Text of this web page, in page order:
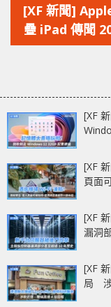
一
篇
文
[XF 新聞]
疊 iPad 傳聞
出 尺寸相當
[XF
[XF
頁面
[XF
漏洞
[XF
局 涉